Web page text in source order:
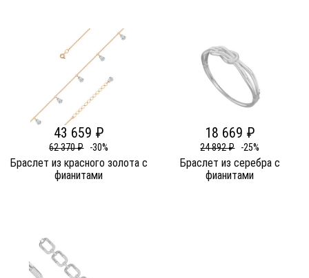
43 659 ₽
62 370 ₽ -30%
Браслет из красного золота c
фианитами
18 669 ₽
24 892 ₽ -25%
Браслет из серебра c
фианитами